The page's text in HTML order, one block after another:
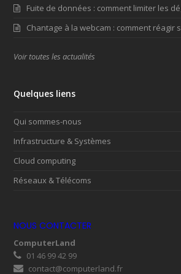
Fuite de données : comment limiter les
Chantage à la webcam : comment réagir
Voir toutes les actualités
Quelques liens
Qui sommes-nous
Infrastructure & Systèmes
Cloud computing
Réseaux & Télécoms
NOUS CONTACTER
ComputerLand
01 46 99 42 99
contact@computerland.fr